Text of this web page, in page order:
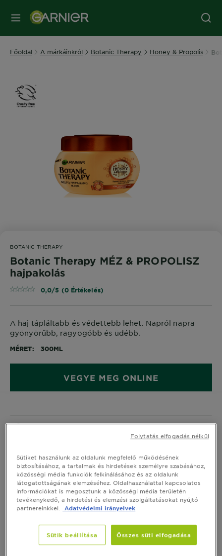
MENÜ
Főoldal A márkáinkról Botanic Therapy Honey & Propolis
BOTANIC THERAPY
Botanic Therapy MÉZ & PROPOLISZ
hajpakolás
0,0/5 (0 Értékelés)
A haj tápláltabb és védettebb lehet. Napról napra
gyönyörűbb, ragyogóbb és üdébb.
MÉRET 300ML
VEGYE MEG ONLINE
Hogyan használd
CLOSE SUBPANEL
Termékbiztonság
CLOSE SUBPANEL
Sütiket használunk az oldalunk megfelelő működésének
biztosításához, a tartalmak és hirdetések személyre szabásához,
közösségi média funkciók felkínálásához és az oldalunk
látogatottságának elemzéséhez. Oldalhasználattal kapcsolatos
információkat is megosztunk a közösségi média területén
tevékenykedő, a hirdetési és elemzési szolgáltatásokat nyújtó
partnereinkkel.
Adatvédelmi irányelvek
Sütik beállítása Összes süti elfogadása
Folytatás elfogadás nélkül